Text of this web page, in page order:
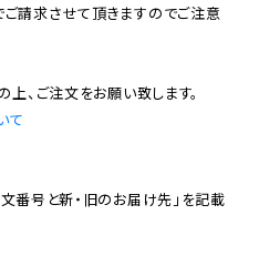
請求させて頂きますのでご注意
て
文番号と新・旧のお届け先」を記載